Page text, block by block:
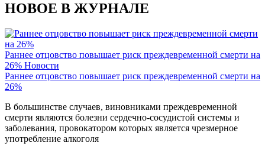
НОВОЕ В ЖУРНАЛЕ
Раннее отцовство повышает риск преждевременной смерти на
26% Новости
Раннее отцовство повышает риск преждевременной смерти на
26%
В большинстве случаев, виновниками преждевременной
смерти являются болезни сердечно-сосудистой системы и
заболевания, провокатором которых является чрезмерное
употребление алкоголя